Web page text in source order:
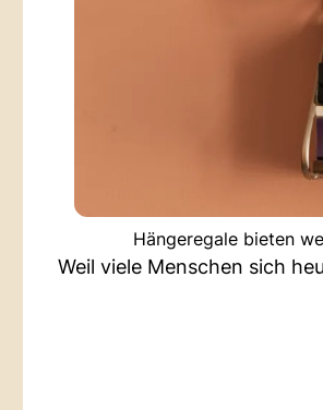
Hängeregale bieten
Weil viele Menschen sich